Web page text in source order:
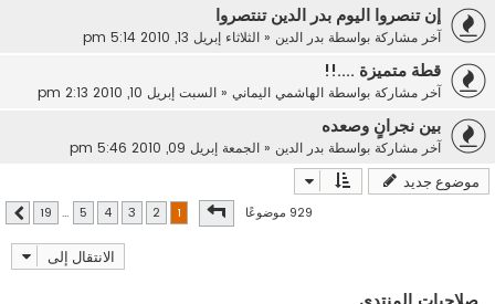
إن تنصروا اليوم بدر الدين تنتصروا
آخر مشاركة بواسطة بدر الدين« الثلاثاء إبريل 13, 2010 5:14 pm
قطة متميزة ....!!
آخر مشاركة بواسطة الهاشمي اليماني « السبت إبريل 10, 2010 2:13 pm
بين نجرانٍ وصعده
آخر مشاركة بواسطة بدر الدين« الجمعة إبريل 09, 2010 5:46 pm
موضوع جديد
929 موضوعًا صفحة1 من19
2
3
4
5
…
19 التالي
الانتقال إلى